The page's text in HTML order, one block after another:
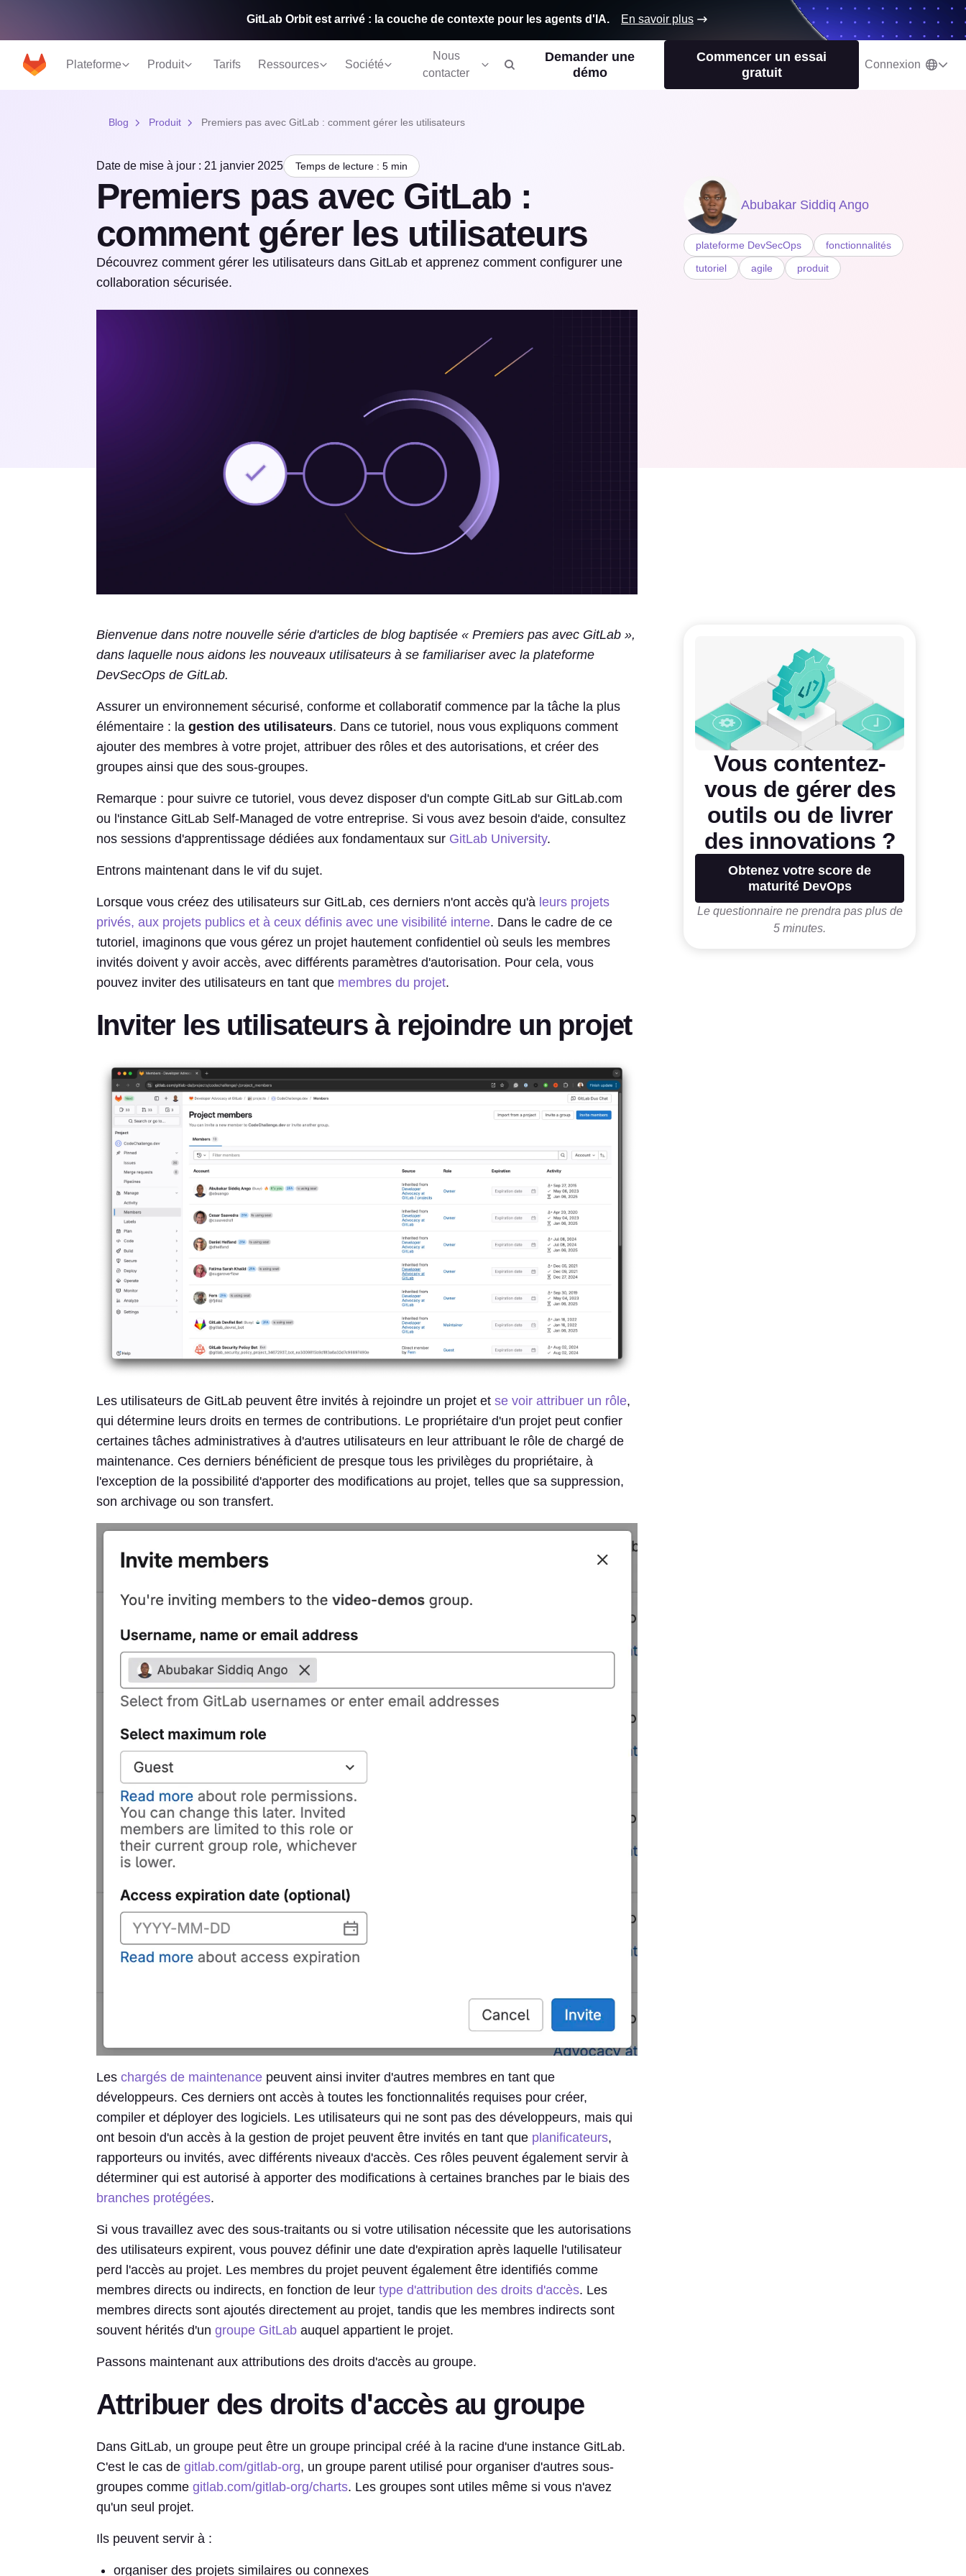
Plateforme Produit Tarifs Ressources Société
Nous
contacter
Demander une
démo
Commencer un essai
gratuit
Connexion
GitLab Orbit est arrivé : la couche de contexte pour les agents d'IA. En savoir plus
Blog Produit Premiers pas avec GitLab : comment gérer les utilisateurs
Date de mise à jour : 21 janvier 2025 Temps de lecture : 5 min
Premiers pas avec GitLab :
comment gérer les utilisateurs
Découvrez comment gérer les utilisateurs dans GitLab et apprenez comment configurer une
collaboration sécurisée.
Abubakar Siddiq Ango
plateforme DevSecOps
fonctionnalités
tutoriel
agile produit
Bienvenue dans notre nouvelle série d'articles de blog baptisée « Premiers pas avec GitLab »,
dans laquelle nous aidons les nouveaux utilisateurs à se familiariser avec la plateforme
DevSecOps de GitLab.
Assurer un environnement sécurisé, conforme et collaboratif commence par la tâche la plus
élémentaire : la gestion des utilisateurs. Dans ce tutoriel, nous vous expliquons comment
ajouter des membres à votre projet, attribuer des rôles et des autorisations, et créer des
groupes ainsi que des sous-groupes.
Remarque : pour suivre ce tutoriel, vous devez disposer d'un compte GitLab sur GitLab.com
ou l'instance GitLab Self-Managed de votre entreprise. Si vous avez besoin d'aide, consultez
nos sessions d'apprentissage dédiées aux fondamentaux sur GitLab University.
Entrons maintenant dans le vif du sujet.
Lorsque vous créez des utilisateurs sur GitLab, ces derniers n'ont accès qu'à leurs projets
privés, aux projets publics et à ceux définis avec une visibilité interne. Dans le cadre de ce
tutoriel, imaginons que vous gérez un projet hautement confidentiel où seuls les membres
invités doivent y avoir accès, avec différents paramètres d'autorisation. Pour cela, vous
pouvez inviter des utilisateurs en tant que membres du projet.
Inviter les utilisateurs à rejoindre un projet
Les utilisateurs de GitLab peuvent être invités à rejoindre un projet et se voir attribuer un rôle,
qui détermine leurs droits en termes de contributions. Le propriétaire d'un projet peut confier
certaines tâches administratives à d'autres utilisateurs en leur attribuant le rôle de chargé de
maintenance. Ces derniers bénéficient de presque tous les privilèges du propriétaire, à
l'exception de la possibilité d'apporter des modifications au projet, telles que sa suppression,
son archivage ou son transfert.
Les chargés de maintenancepeuvent ainsi inviter d'autres membres en tant que
développeurs. Ces derniers ont accès à toutes les fonctionnalités requises pour créer,
compiler et déployer des logiciels. Les utilisateurs qui ne sont pas des développeurs, mais qui
ont besoin d'un accès à la gestion de projet peuvent être invités en tant que planificateurs,
rapporteurs ou invités, avec différents niveaux d'accès. Ces rôles peuvent également servir à
déterminer qui est autorisé à apporter des modifications à certaines branches par le biais des
branches protégées.
Si vous travaillez avec des sous-traitants ou si votre utilisation nécessite que les autorisations
des utilisateurs expirent, vous pouvez définir une date d'expiration après laquelle l'utilisateur
perd l'accès au projet. Les membres du projet peuvent également être identifiés comme
membres directs ou indirects, en fonction de leur type d'attribution des droits d'accès. Les
membres directs sont ajoutés directement au projet, tandis que les membres indirects sont
souvent hérités d'un groupe GitLabauquel appartient le projet.
Passons maintenant aux attributions des droits d'accès au groupe.
Attribuer des droits d'accès au groupe
Dans GitLab, un groupe peut être un groupe principal créé à la racine d'une instance GitLab.
C'est le cas de gitlab.com/gitlab-org, un groupe parent utilisé pour organiser d'autres sous-
groupes comme gitlab.com/gitlab-org/charts. Les groupes sont utiles même si vous n'avez
qu'un seul projet.
Ils peuvent servir à :
organiser des projets similaires ou connexes
Vous contentez-
vous de gérer des
outils ou de livrer
des innovations ?
Obtenez votre score de
maturité DevOps
Le questionnaire ne prendra pas plus de
5 minutes.